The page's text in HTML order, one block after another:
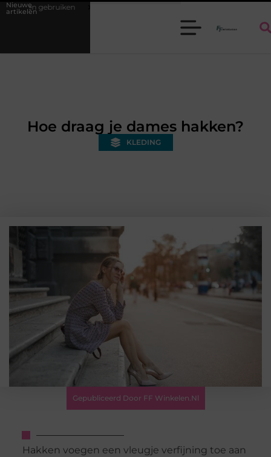
Nieuwe
artikelen
Batterijen en accu's veilig kiezen en gebruiken
Hoe draag je dames hakken?
KLEDING
Gepubliceerd Door FF Winkelen.nl
Hakken voegen een vleugje verfijning toe aan